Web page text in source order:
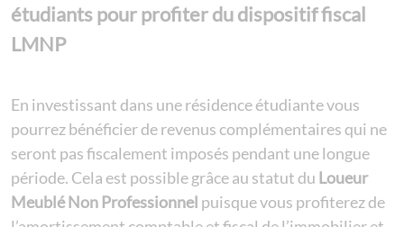
étudiants pour profiter du dispositif fiscal
LMNP
En investissant dans une résidence étudiante vous
pourrez bénéficier de revenus complémentaires qui ne
seront pas fiscalement imposés pendant une longue
période. Cela est possible grâce au statut du Loueur
Meublé Non Professionnel puisque vous profiterez de